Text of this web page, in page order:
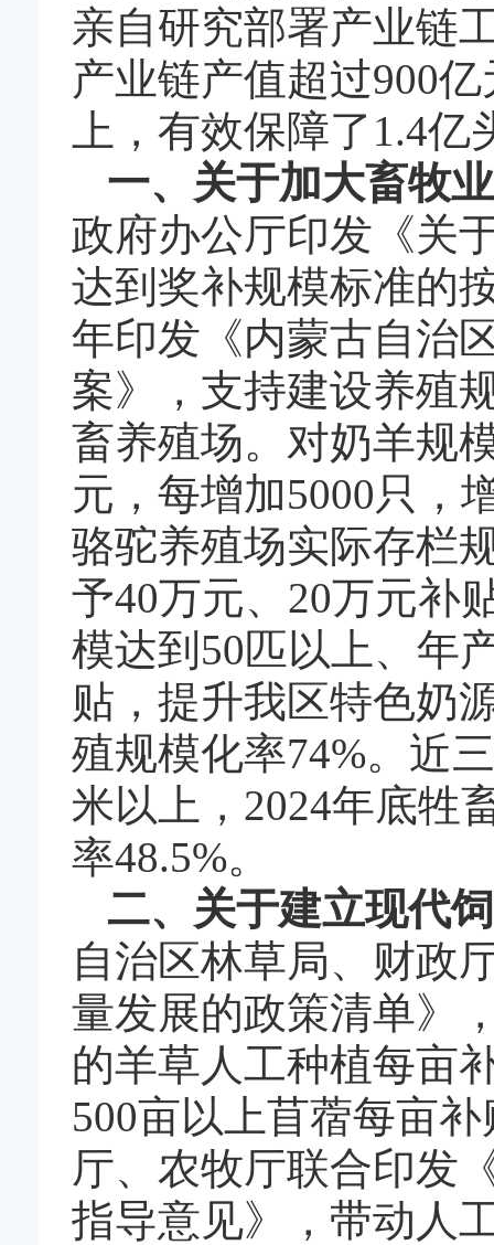
亲自研究部署产业链
产业链产值超过900
上，有效保障了1.4
一、关于加大畜牧
政府办公厅印发《关
达到奖补规模标准的
年印发《内蒙古自治
案》，支持建设养殖
畜养殖场。对奶羊规
元，每增加5000只，
骆驼养殖场实际存栏
予40万元、20万元补
模达到50匹以上、年
贴，提升我区特色奶
殖规模化率74%。近
米以上，2024年底牲
率48.5%。
二、关于建立现代
自治区林草局、财政
量发展的政策清单》
的羊草人工种植每亩
500亩以上苜蓿每亩
厅、农牧厅联合印发
指导意见》，带动人